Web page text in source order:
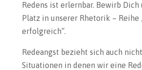
Redens ist erlernbar. Bewirb Dich
Platz in unserer Rhetorik – Reihe
erfolgreich“.
Redeangst bezieht sich auch
Situationen in denen wir eine